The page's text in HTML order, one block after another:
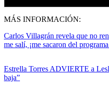
MÁS INFORMACIÓN:
Carlos Villagrán revela que no
me salí, ¡me sacaron del
Estrella Torres ADVIERTE a
baja”